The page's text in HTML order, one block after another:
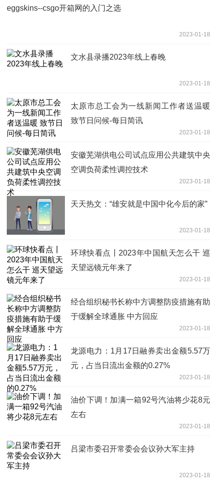
eggskins--csgo开箱网的入门之选
2023-01-18
文水县录播2023年线上春晚
2023-01-18
太原市总工会为一线新闻工作者送温暖
致节日问候-每日简讯
2023-01-18
安徽芜湖供电公司试点应用公共建筑中央
空调负荷柔性调控技术
2023-01-18
天天热文：“雄安就是中国中化今后的家”
2023-01-18
环球快看点丨2023年中国航天怎么干 巡
天望远镜元年来了
2023-01-18
经合组织秘书长称中方调整防疫措施有助
于缓解全球通胀 中方回应
2023-01-18
龙源电力：1月17日融券卖出金额5.57万
元，占当日流出金额的0.27%
2023-01-18
油价下调！加满一箱92号汽油将少花8元
左右
2023-01-18
吕梁市委召开常委会会议孙大军主持
2023-01-18